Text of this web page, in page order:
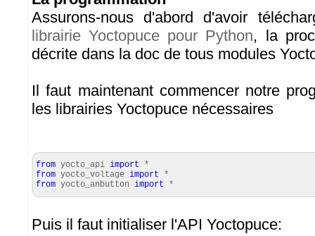
Assurons-nous d'abord d'avoir
librairie Yoctopuce pour Python, la
décrite dans la doc de tous modules
Il faut maintenant commencer notre
les librairies Yoctopuce nécessaires
from yocto_api import *
from yocto_voltage import *
from yocto_anbutton import *
Puis il faut initialiser l'API Yoctopuce: